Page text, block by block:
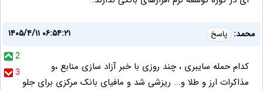
محمد: پاسخ
۱۴۰۵/۴/۱۱ ۰۶:۵۴:۲۱
2
3
کدام حمله سایبری ، چند روزی با خبر آزاد سازی منابع ،و
مذاکرات ارز و طلا و... ریزشی شد و مافیای بانک مرکزی برای جلو